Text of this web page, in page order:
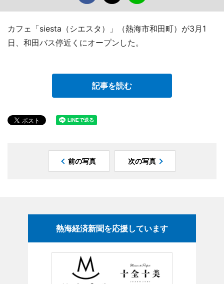
カフェ「siesta（シエスタ）」（熱海市和田町）が3月1
日、和田バス停近くにオープンした。
記事を読む
前の写真 次の写真
熱海経済新聞を応援しています